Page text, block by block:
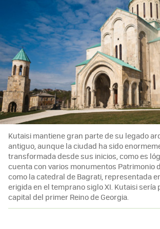
Kutaisi mantiene gran parte de su legado
antiguo, aunque la ciudad ha sido
transformada desde sus inicios, como es
cuenta con varios monumentos Patrimonio
como la catedral de Bagrati, representada
erigida en el temprano siglo XI. Kutaisi
capital del primer Reino de Georgia.